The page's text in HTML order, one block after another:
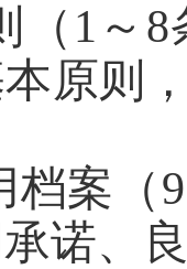
（1～
原则
档案（
诺、